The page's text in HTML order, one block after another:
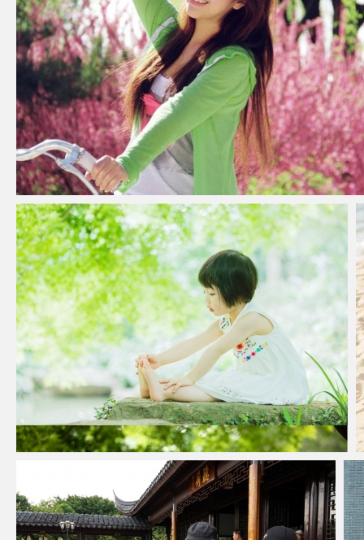
教你拍照，以后不要傻傻出剪刀手了
江南
教你如何调出干净通透的色调
江南